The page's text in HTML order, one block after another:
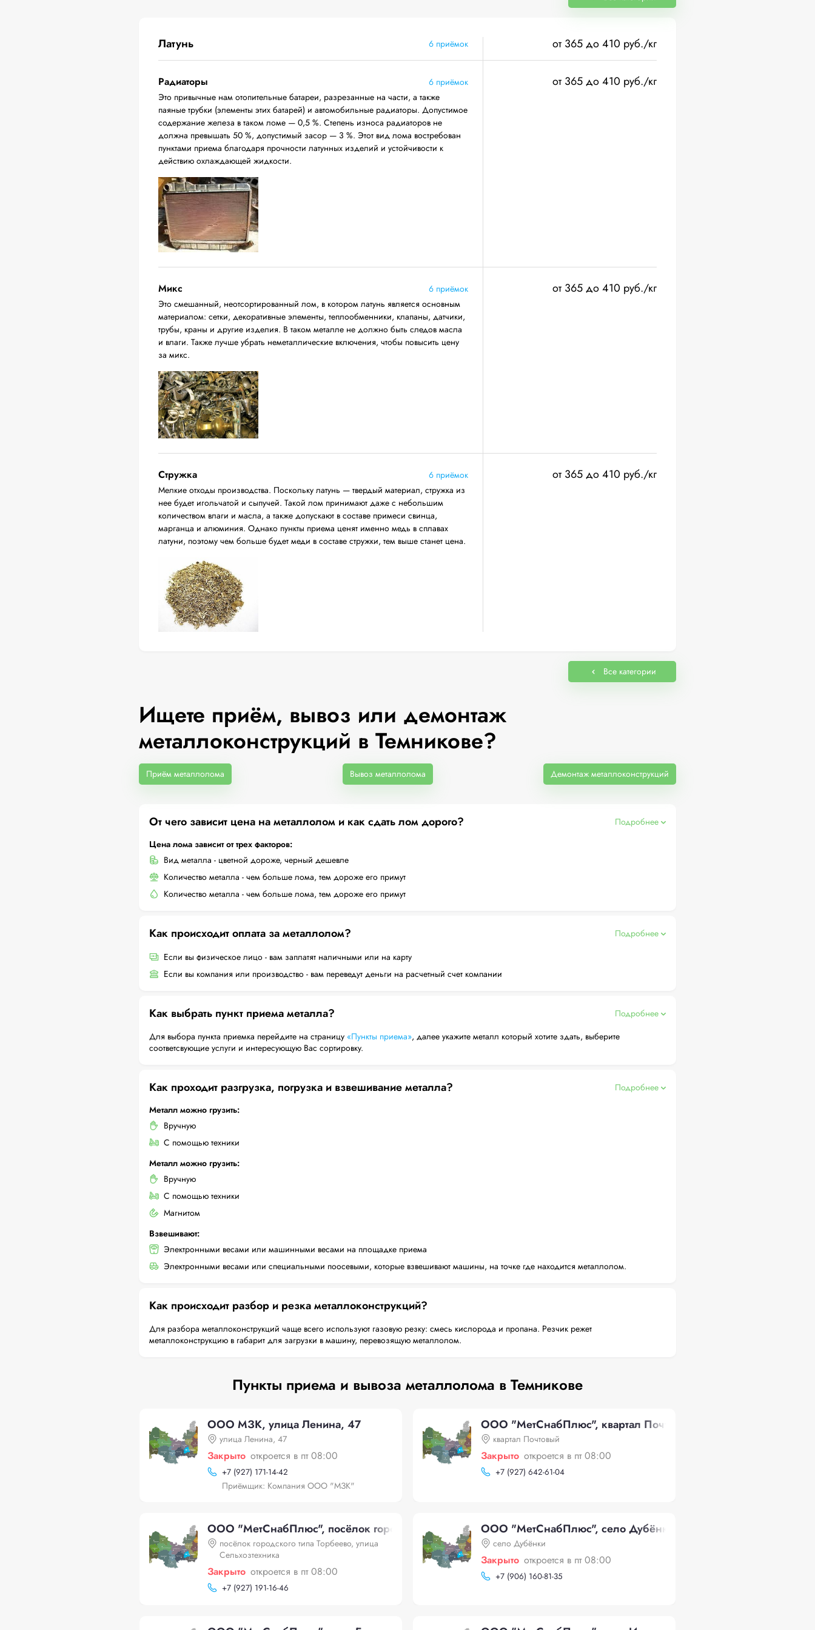
Латунь 6 приёмок от 365 до 410 руб./кг
Радиаторы
6 приёмок
Это привычные нам отопительные батареи, разрезанные на части, а также
паяные трубки (элементы этих батарей) и автомобильные радиаторы. Допустимое
содержание железа в таком ломе — 0,5 %. Степень износа радиаторов не
должна превышать 50 %, допустимый засор — 3 %. Этот вид лома востребован
пунктами приема благодаря прочности латунных изделий и устойчивости к
действию охлаждающей жидкости.
от 365 до 410 руб./кг
Микс
6 приёмок
Это смешанный, неотсортированный лом, в котором латунь является основным
материалом: сетки, декоративные элементы, теплообменники, клапаны, датчики,
трубы, краны и другие изделия. В таком металле не должно быть следов масла
и влаги. Также лучше убрать неметаллические включения, чтобы повысить цену
за микс.
от 365 до 410 руб./кг
Стружка
6 приёмок
Мелкие отходы производства. Поскольку латунь — твердый материал, стружка из
нее будет игольчатой и сыпучей. Такой лом принимают даже с небольшим
количеством влаги и масла, а также допускают в составе примеси свинца,
марганца и алюминия. Однако пункты приема ценят именно медь в сплавах
латуни, поэтому чем больше будет меди в составе стружки, тем выше станет цена.
от 365 до 410 руб./кг
Все категории
Ищете приём, вывоз или демонтаж
металлоконструкций в Темникове?
Приём металлолома Вывоз металлолома Демонтаж металлоконструкций
От чего зависит цена на металлолом и как сдать лом дорого?
Подробнее
Цена лома зависит от трех факторов:
Вид металла - цветной дороже, черный дешевле
Количество металла - чем больше лома, тем дороже его примут
Количество металла - чем больше лома, тем дороже его примут
Как происходит оплата за металлолом?
Подробнее
Если вы физическое лицо - вам заплатят наличными или на карту
Если вы компания или производство - вам переведут деньги на расчетный счет компании
Как выбрать пункт приема металла?
Подробнее
Для выбора пункта приемка перейдите на страницу «Пункты приема», далее укажите металл который хотите здать, выберите
соответсвующие услуги и интересующую Вас сортировку.
Как проходит разгрузка, погрузка и взвешивание металла?
Подробнее
Металл можно грузить:
Вручную
С помощью техники
Металл можно грузить:
Вручную
С помощью техники
Магнитом
Взвешивают:
Электронными весами или машинными весами на площадке приема
Электронными весами или специальными поосевыми, которые взвешивают машины, на точке где находится металлолом.
Как происходит разбор и резка металлоконструкций?
Для разбора металлоконструкций чаще всего используют газовую резку: смесь кислорода и пропана. Резчик режет
металлоконструкцию в габарит для загрузки в машину, перевозящую металлолом.
Пункты приема и вывоза металлолома в Темникове
ООО МЗК, улица Ленина, 47
улица Ленина, 47
Закрыто откроется в пт 08:00
+7 (927) 171-14-42
Приёмщик: Компания ООО "МЗК"
ООО "МетСнабПлюс", квартал Почтовый
квартал Почтовый
Закрыто откроется в пт 08:00
+7 (927) 642-61-04
ООО "МетСнабПлюс", посёлок городского типа Торбеево, улица Сельхозтехника
посёлок городского типа Торбеево, улица
Сельхозтехника
Закрыто откроется в пт 08:00
+7 (927) 191-16-46
ООО "МетСнабПлюс", село Дубёнки
село Дубёнки
Закрыто откроется в пт 08:00
+7 (906) 160-81-35